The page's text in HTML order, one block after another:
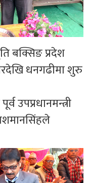
बक्सिङ प्रदेश
धनगढीमा शुरु
उपप्रधानमन्त्री